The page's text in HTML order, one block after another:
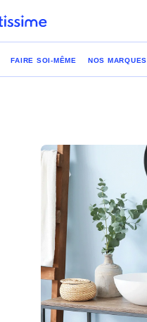
FAIRE SOI-MÊME NOS MARQUES